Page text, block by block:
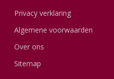
Privacy verklaring
Algemene voorwaarden
Over ons
Sitemap